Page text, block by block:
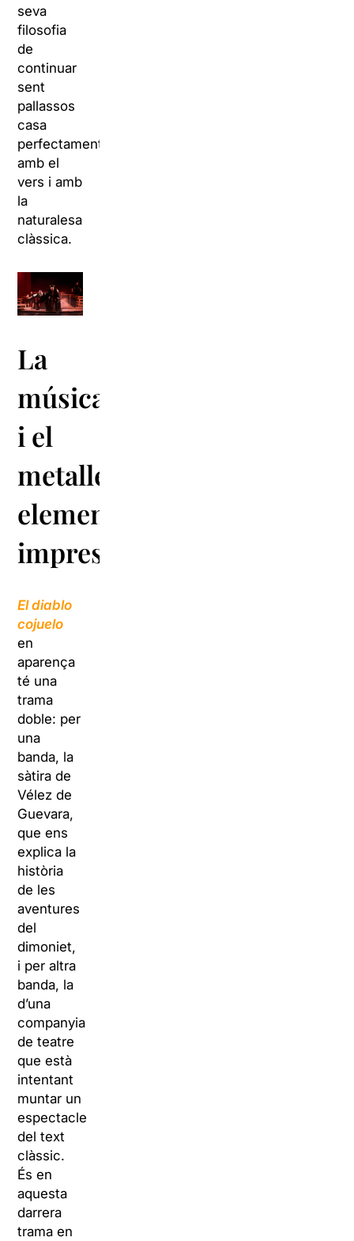
seva
filosofia
de
continuar
sent
pallassos
casa
perfectament
amb el
vers i amb
la
naturalesa
clàssica.
La
música
i el
metallenguatge,
elements
imprescindibles
El diablo
cojuelo
en
aparença
té una
trama
doble: per
una
banda, la
sàtira de
Vélez de
Guevara,
que ens
explica la
història
de les
aventures
del
dimoniet,
i per altra
banda, la
d’una
companyia
de teatre
que està
intentant
muntar un
espectacle
del text
clàssic.
És en
aquesta
darrera
trama en